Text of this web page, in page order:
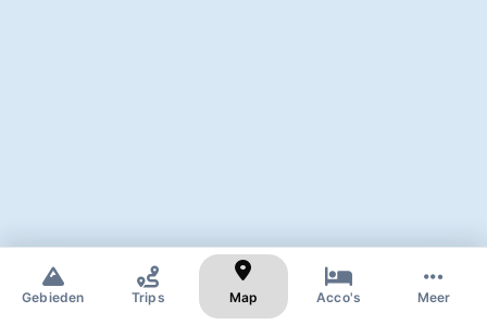
Gebieden Trips Map Acco's Meer